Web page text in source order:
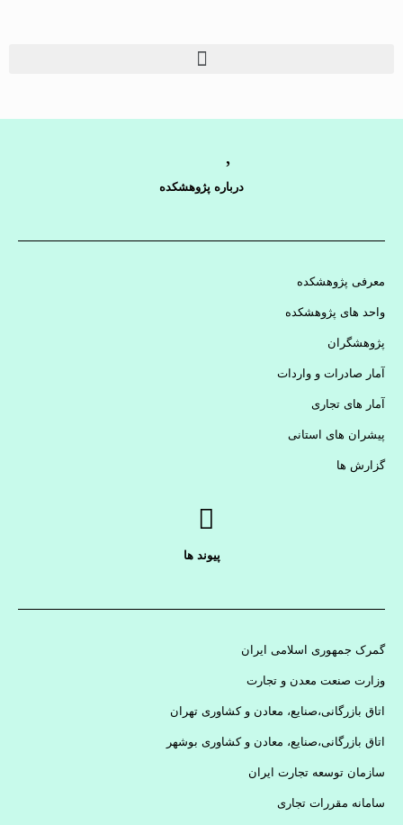
درباره پژوهشکده
معرفی پژوهشکده
واحد های پژوهشکده
پژوهشگران
آمار صادرات و واردات
آمار های تجاری
پیشران های استانی
گزارش ها
پیوند ها
گمرک جمهوری اسلامی ایران
وزارت صنعت معدن و تجارت
اتاق بازرگانی،صنایع، معادن و کشاوری تهران
اتاق بازرگانی،صنایع، معادن و کشاوری بوشهر
سازمان توسعه تجارت ایران
سامانه مقررات تجاری